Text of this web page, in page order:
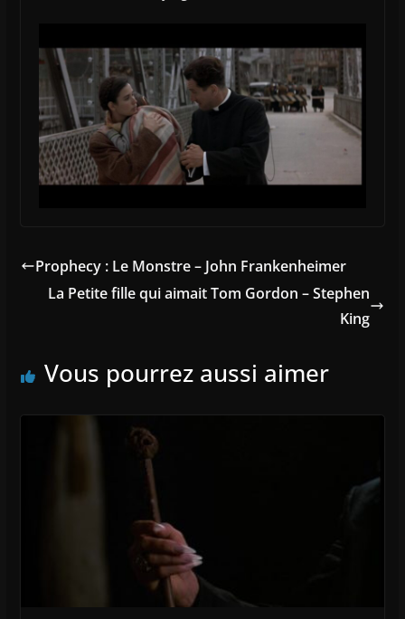
Prophecy : Le Monstre – John Frankenheimer
La Petite fille qui aimait Tom Gordon – Stephen
King
Vous pourrez aussi aimer